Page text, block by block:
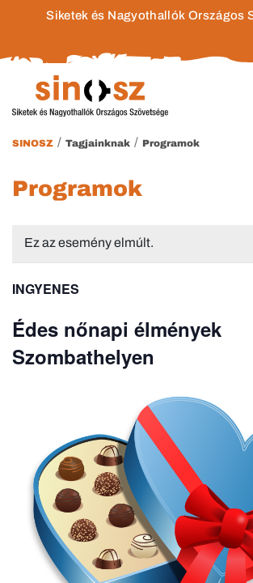
Siketek és Nagyothallók Országos
SINOSZ / Tagjainknak / Programok
Programok
Ez az esemény elmúlt.
INGYENES
Édes nőnapi élmények
Szombathelyen